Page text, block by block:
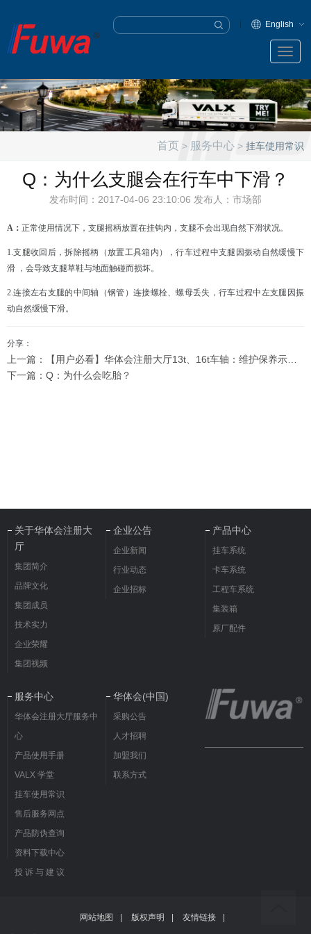
English
首页 > 服务中心 > 挂车使用常识
Q：为什么支腿会在行车中下滑？
发布时间：2017-04-06 23:10:06 发布人：市场部
A： 正常使用情况下，支腿摇柄放置在挂钩内，支腿不会出现自然下滑状况。
1.支腿收回后，拆除摇柄（放置工具箱内），行车过程中支腿因振动自然缓慢下
滑 ，会导致支腿草鞋与地面触碰而损坏。
2.连接左右支腿的中间轴（钢管）连接螺栓、螺母丢失，行车过程中左支腿因振
动自然缓慢下滑。
分享：
下一篇：Q：为什么会吃胎？
关于华体会注册大
厅
集团简介
品牌文化
集团成员
技术实力
企业荣耀
集团视频
企业公告
企业新闻
行业动态
企业招标
产品中心
挂车系统
卡车系统
工程车系统
集装箱
原厂配件
服务中心
华体会注册大厅服务中
心
产品使用手册
VALX 学堂
挂车使用常识
售后服务网点
产品防伪查询
资料下载中心
投 诉 与 建 议
华体会(中国)
采购公告
人才招聘
加盟我们
联系方式
网站地图 | 版权声明 | 友情链接 |